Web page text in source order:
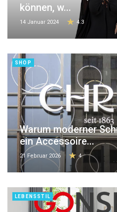
können, w...
14 Januar 2024 4.3
SHOP
Warum moderner
ein Accessoire...
21 Februar 2026 4
LEBENSSTIL